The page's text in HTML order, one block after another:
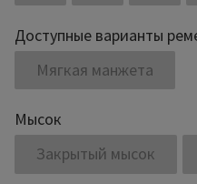
Доступные варианты
Мягкая манжета
Мысок
Закрытый мысок